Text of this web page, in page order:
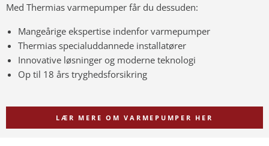
Med Thermias varmepumper får du dessuden:
Mangeårige ekspertise indenfor varmepumper
Thermias specialuddannede installatører
Innovative løsninger og moderne teknologi
Op til 18 års tryghedsforsikring
LÆR MERE OM VARMEPUMPER HER